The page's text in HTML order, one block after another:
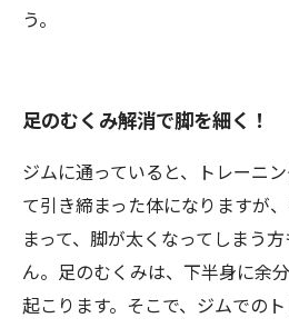
う。
足のむくみ解消で脚を細く！
ジムに通っていると、トレーニ
て引き締まった体になりますが
まって、脚が太くなってしまう
ん。足のむくみは、下半身に余
起こります。そこで、ジムでの